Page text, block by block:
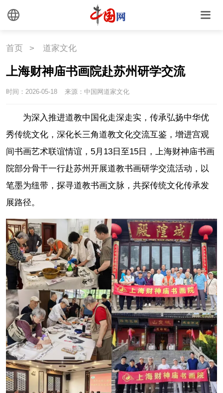
首页 > 道家文化
上海财神庙书画院赴苏州研学交流
时间：2026-05-18 来源：中国网道家文化
为深入推进道教中国化走深走实，传承弘扬中华优
秀传统文化，深化长三角道教文化交流互鉴，增进宫观
间书画艺术联谊情谊，5月13日至15日，上海财神庙书画
院部分骨干一行赴苏州开展道教书画研学交流活动，以
笔墨为纽带，探寻道教书画文脉，共探传统文化传承发
展路径。